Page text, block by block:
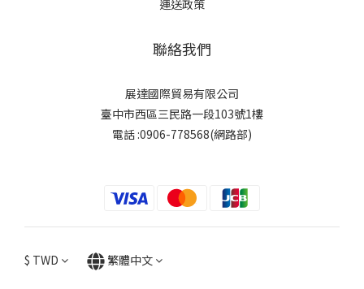
運送政策
聯絡我們
展達國際貿易有限公司
臺中市西區三民路一段103號1樓
電話 :0906-778568(網路部)
$ TWD 繁體中文